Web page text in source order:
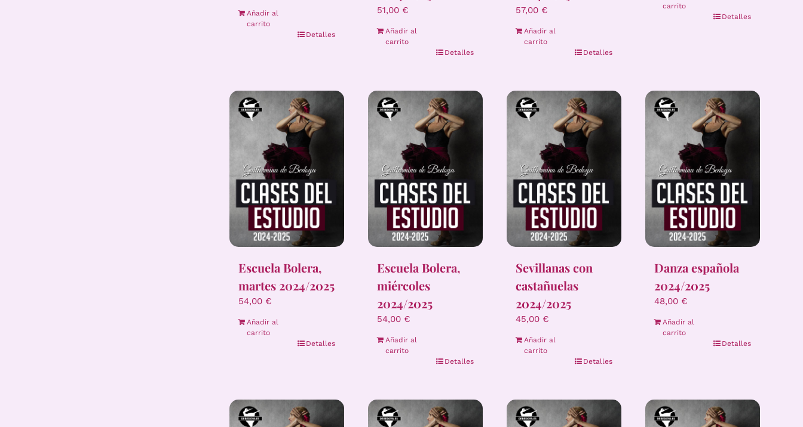
Añadir al
carrito
Detalles
51,00 €
Añadir al
carrito
Detalles
57,00 €
Añadir al
carrito
Detalles
carrito
Detalles
Escuela Bolera,
martes 2024/2025
54,00 €
Añadir al
carrito
Detalles
Escuela Bolera,
miércoles
2024/2025
54,00 €
Añadir al
carrito
Detalles
Sevillanas con
castañuelas
2024/2025
45,00 €
Añadir al
carrito
Detalles
Danza española
2024/2025
48,00 €
Añadir al
carrito
Detalles